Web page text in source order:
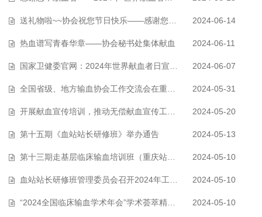
送礼物啦~~协会祝您节日快乐——感谢您，献血者 2024-06-14
热血谱写青春华章——协会秘书处集体献血 2024-06-11
国家卫健委官网：2024年世界献血者日宣传海报正式发布 2024-06-07
全国省级、地方输血协会工作交流会在重庆奉节召开 2024-05-31
开展献血宣传培训，推动无偿献血宣传工作持续发展 2024-05-20
第十五期《血站站长研修班》举办通告 2024-05-13
第十三期走基层临床输血培训班（重庆站）成功举办 2024-05-10
血站站长研修班管理委员会召开2024年工作会议 2024-05-10
“2024全国临床输血学术年会”学术荟萃精彩继续！ 2024-05-10